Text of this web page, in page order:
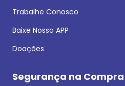
Trabalhe Conosco
Baixe Nosso APP
Doações
Segurança na Compra